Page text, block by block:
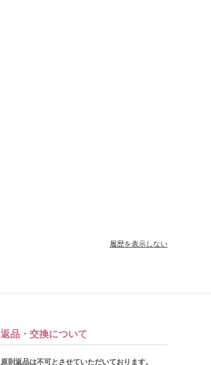
履歴を表示しない
返品・交換について
原則返品は不可とさせていただいております。